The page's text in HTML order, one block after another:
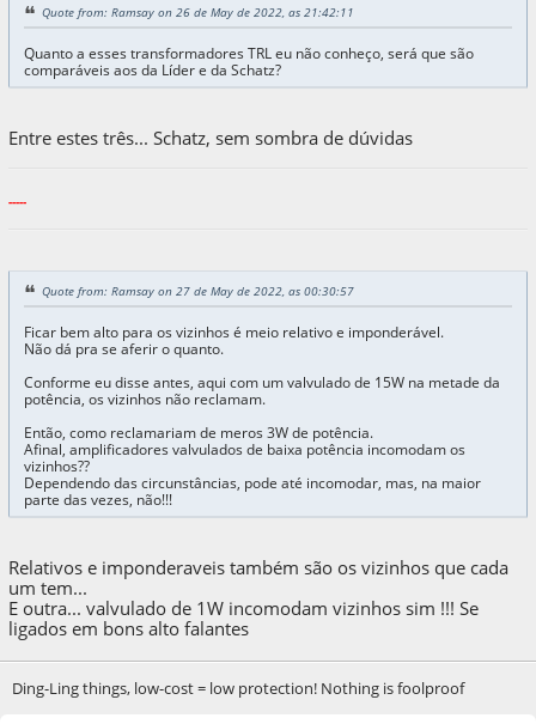
Quote from: Ramsay on 26 de May de 2022, as 21:42:11
Quanto a esses transformadores TRL eu não conheço, será que são
comparáveis aos da Líder e da Schatz?
Entre estes três... Schatz, sem sombra de dúvidas
-----
Quote from: Ramsay on 27 de May de 2022, as 00:30:57
Ficar bem alto para os vizinhos é meio relativo e imponderável.
Não dá pra se aferir o quanto.
Conforme eu disse antes, aqui com um valvulado de 15W na metade da
potência, os vizinhos não reclamam.
Então, como reclamariam de meros 3W de potência.
Afinal, amplificadores valvulados de baixa potência incomodam os
vizinhos??
Dependendo das circunstâncias, pode até incomodar, mas, na maior
parte das vezes, não!!!
Relativos e imponderaveis também são os vizinhos que cada
um tem...
E outra... valvulado de 1W incomodam vizinhos sim !!! Se
ligados em bons alto falantes
Ding-Ling things, low-cost = low protection! Nothing is foolproof